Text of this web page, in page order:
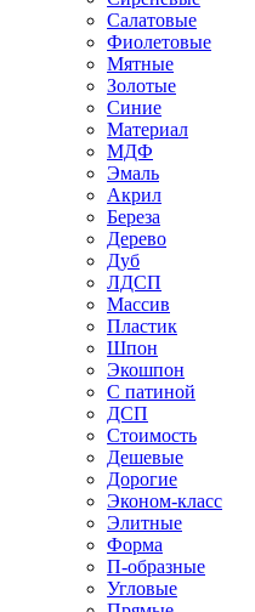
Салатовые
Фиолетовые
Мятные
Золотые
Синие
Материал
МДФ
Эмаль
Акрил
Береза
Дерево
Дуб
ЛДСП
Массив
Пластик
Шпон
Экошпон
С патиной
ДСП
Стоимость
Дешевые
Дорогие
Эконом-класс
Элитные
Форма
П-образные
Угловые